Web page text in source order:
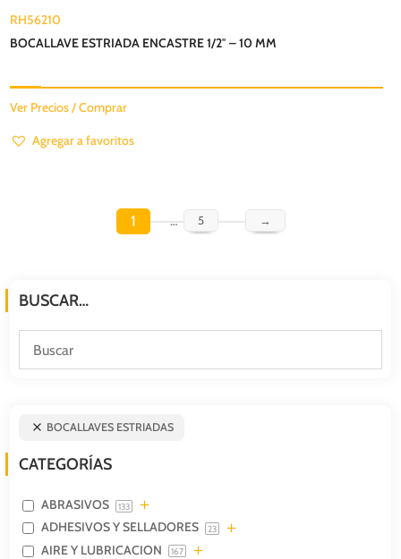
RH56210
BOCALLAVE ESTRIADA ENCASTRE 1/2″ – 10 MM
Ver Precios / Comprar
Agregar a favoritos
1 … 5 →
BUSCAR…
BOCALLAVES ESTRIADAS
CATEGORÍAS
ABRASIVOS 133
ADHESIVOS Y SELLADORES 23
AIRE Y LUBRICACION 167